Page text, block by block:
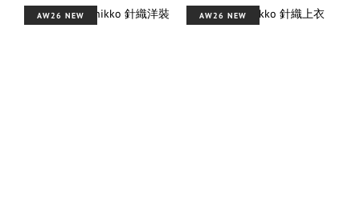
AW26 NEW AW26 NEW